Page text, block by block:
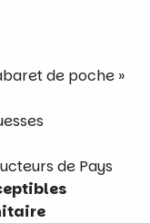
de poche »
de Pays